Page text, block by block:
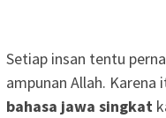
Setiap insan tentu
ampunan Allah. Karena
bahasa jawa singkat